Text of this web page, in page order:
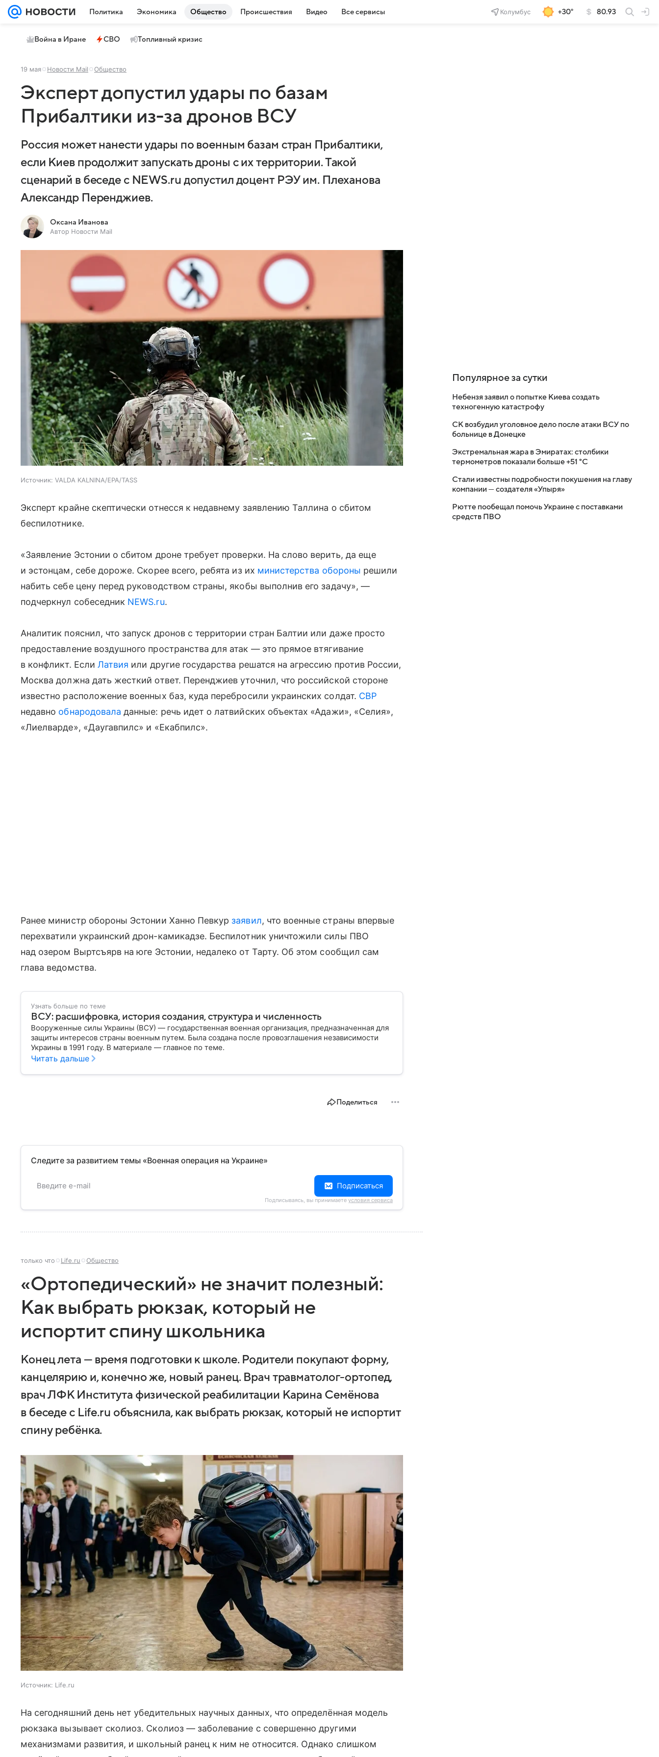
Политика Экономика Общество Происшествия Видео Все сервисы Колумбус +30° 80.93
Война в Иране СВО Топливный кризис
19 мая Новости Mail Общество
Эксперт допустил удары по базам
Прибалтики из-за дронов ВСУ
Россия может нанести удары по военным базам стран Прибалтики,
если Киев продолжит запускать дроны с их территории. Такой
сценарий в беседе с NEWS.ru допустил доцент РЭУ им. Плеханова
Александр Перенджиев.
Оксана Иванова
Автор Новости Mail
Источник: VALDA KALNINA/EPA/TASS
Эксперт крайне скептически отнесся к недавнему заявлению Таллина о сбитом
беспилотнике.
«Заявление Эстонии о сбитом дроне требует проверки. На слово верить, да еще
и эстонцам, себе дороже. Скорее всего, ребята из их министерства обороны решили
набить себе цену перед руководством страны, якобы выполнив его задачу», —
подчеркнул собеседник NEWS.ru.
Аналитик пояснил, что запуск дронов с территории стран Балтии или даже просто
предоставление воздушного пространства для атак — это прямое втягивание
в конфликт. Если Латвия или другие государства решатся на агрессию против России,
Москва должна дать жесткий ответ. Перенджиев уточнил, что российской стороне
известно расположение военных баз, куда перебросили украинских солдат. СВР
недавно обнародовала данные: речь идет о латвийских объектах «Адажи», «Селия»,
«Лиелварде», «Даугавпилс» и «Екабпилс».
Ранее министр обороны Эстонии Ханно Певкур заявил, что военные страны впервые
перехватили украинский дрон-камикадзе. Беспилотник уничтожили силы ПВО
над озером Выртсъярв на юге Эстонии, недалеко от Тарту. Об этом сообщил сам
глава ведомства.
Узнать больше по теме
ВСУ: расшифровка, история создания, структура и численность
Вооруженные силы Украины (ВСУ) — государственная военная организация, предназначенная для
защиты интересов страны военным путем. Была создана после провозглашения независимости
Украины в 1991 году. В материале — главное по теме.
Читать дальше
Поделиться
Следите за развитием темы «Военная операция на Украине»
Подписаться
Подписываясь, вы принимаете условия сервиса
только что Life.ru Общество
«Ортопедический» не значит полезный:
Как выбрать рюкзак, который не
испортит спину школьника
Конец лета — время подготовки к школе. Родители покупают форму,
канцелярию и, конечно же, новый ранец. Врач травматолог-ортопед,
врач ЛФК Института физической реабилитации Карина Семёнова
в беседе с Life.ru объяснила, как выбрать рюкзак, который не испортит
спину ребёнка.
Источник: Life.ru
На сегодняшний день нет убедительных научных данных, что определённая модель
рюкзака вызывает сколиоз. Сколиоз — заболевание с совершенно другими
механизмами развития, и школьный ранец к ним не относится. Однако слишком
Популярное за сутки
Небензя заявил о попытке Киева создать
техногенную катастрофу
СК возбудил уголовное дело после атаки ВСУ по
больнице в Донецке
Экстремальная жара в Эмиратах: столбики
термометров показали больше +51 °C
Стали известны подробности покушения на главу
компании — создателя «Упыря»
Рютте пообещал помочь Украине с поставками
средств ПВО